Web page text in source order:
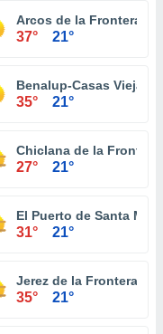
Arcos de la Frontera
37° 21°
Benalup-Casas Viejas
35° 21°
Chiclana de la Frontera
27° 21°
El Puerto de Santa
31° 21°
Jerez de la Frontera
35° 21°